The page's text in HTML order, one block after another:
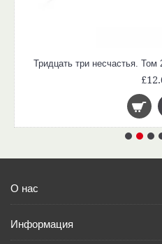
Тридцать три несчастья.
О нас
Информация